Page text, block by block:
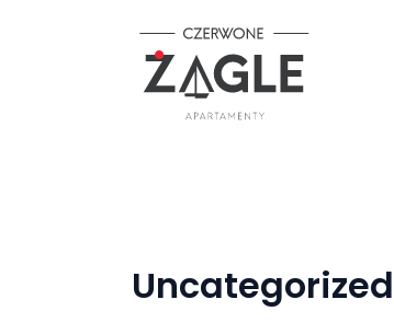
Uncategorized